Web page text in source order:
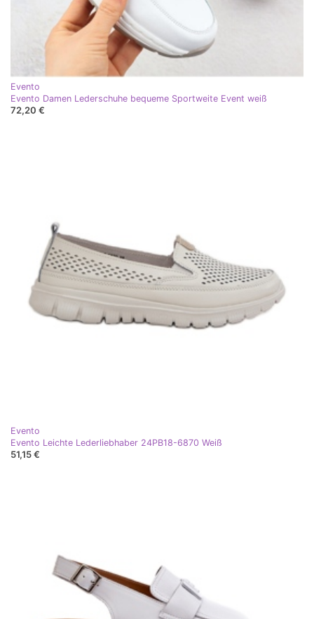
Evento
Evento Damen Lederschuhe bequeme Sportweite Event weiß
72,20 €
Evento
Evento Leichte Lederliebhaber 24PB18-6870 Weiß
51,15 €